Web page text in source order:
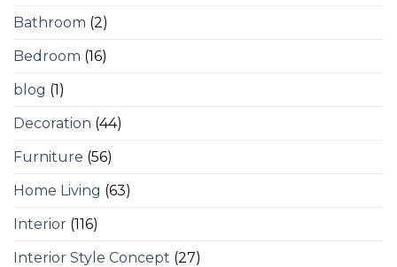
Bathroom (2)
Bedroom (16)
blog (1)
Decoration (44)
Furniture (56)
Home Living (63)
Interior (116)
Interior Style Concept (27)